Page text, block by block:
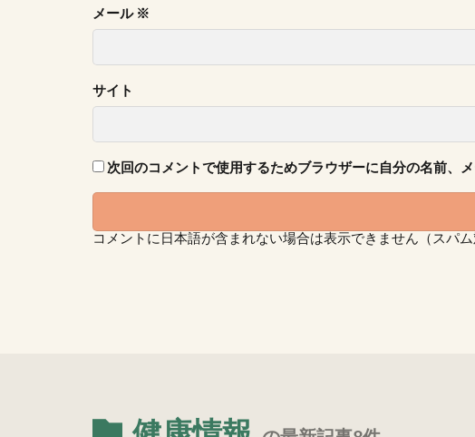
メール ※
サイト
次回のコメントで使用するためブラウザーに自分の名前、
コメントに日本語が含まれない場合は表示できません（スパム